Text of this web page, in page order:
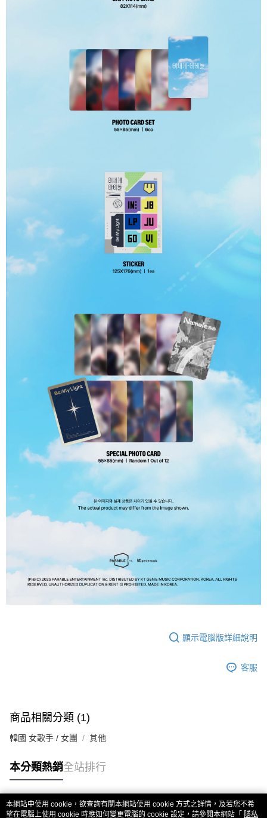
顯示電腦版詳細說明
客服
商品相關分類 (1)
韓國 女歌手 / 女團 其他
本分類熱銷全站排行
熱門標籤
本網站中使用 cookie，欲查詢有關本網站使用 cookie 方式之詳情，及若您不希
望在電腦上使用 cookie 時應如何變更電腦的 cookie 設定，請參閱本網站「 隱私